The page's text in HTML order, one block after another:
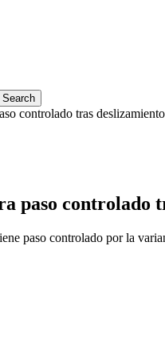
Search
controlado tras
paso controlado
paso controlado por la